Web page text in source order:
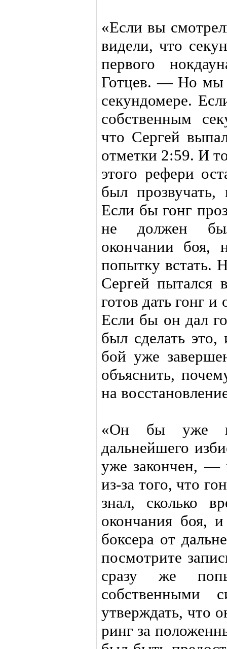
«Если вы
видели, что
первого
Готцев. — Но мы
секундомере.
собственным
что Сергей
отметки 2:59. И
этого рефери
был
Если бы гонг
не должен
окончании боя,
попытку встать.
Сергей пытался
готов дать гонг
Если бы он дал
был сделать
бой уже
объяснить,
на
«Он бы уже
дальнейшего
уже закончен,
из-за того, что
знал, сколько
окончания боя,
боксера от
посмотрите
сразу же
утверждать, что
ринг за